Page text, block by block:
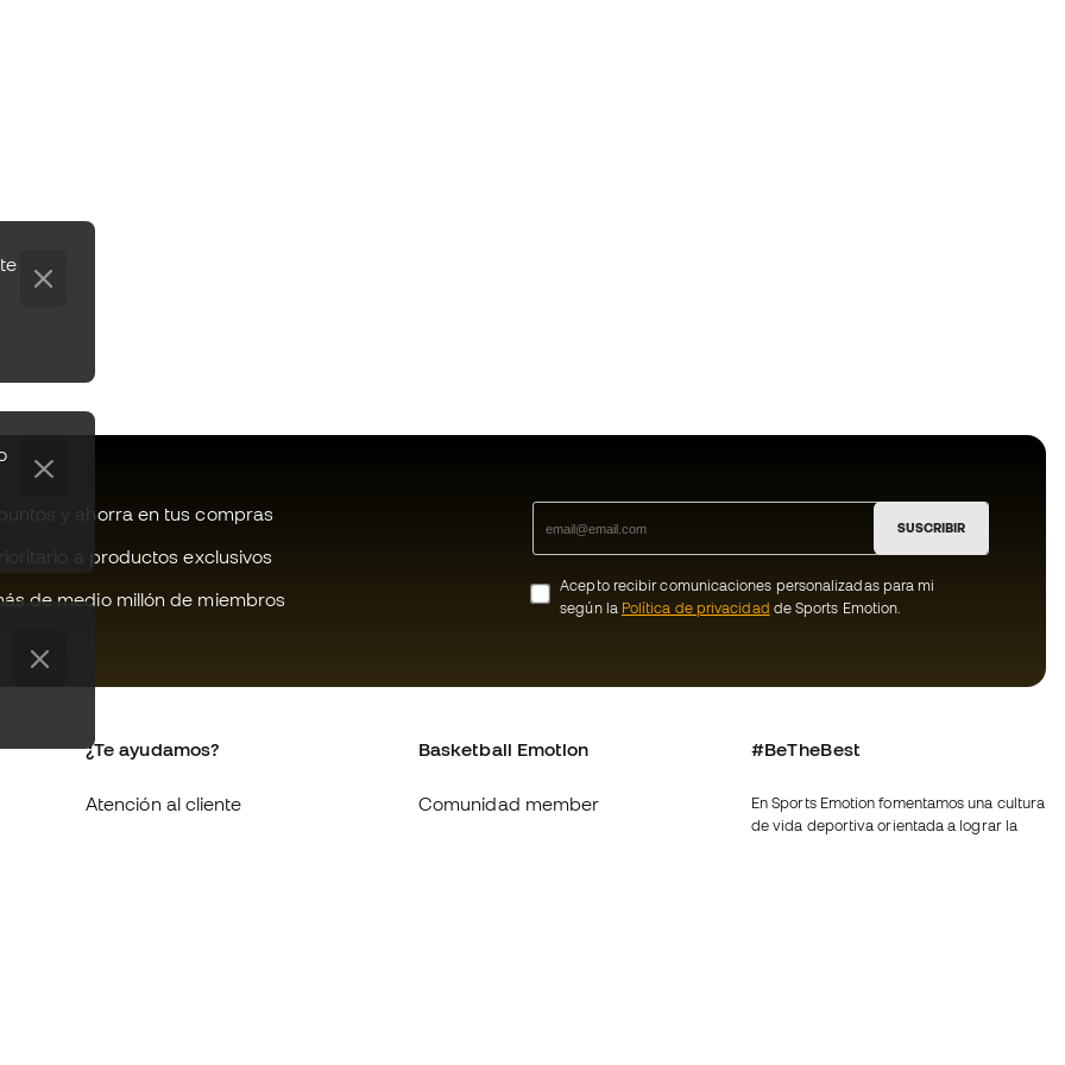
y ahorra en tus compras
a productos exclusivos
de medio millón de miembros
SUSCRIBIR
Acepto recibir comunicaciones personalizadas para mi
según la Política de privacidad de Sports Emotion.
¿Te ayudamos?
Atención al cliente
Basketball Emotion
Comunidad member
#BeTheBest
En Sports Emotion fomentamos una cultura
de vida deportiva orientada a lograr la